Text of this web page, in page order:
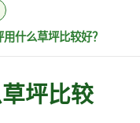
什么草坪比较好？
坪比较